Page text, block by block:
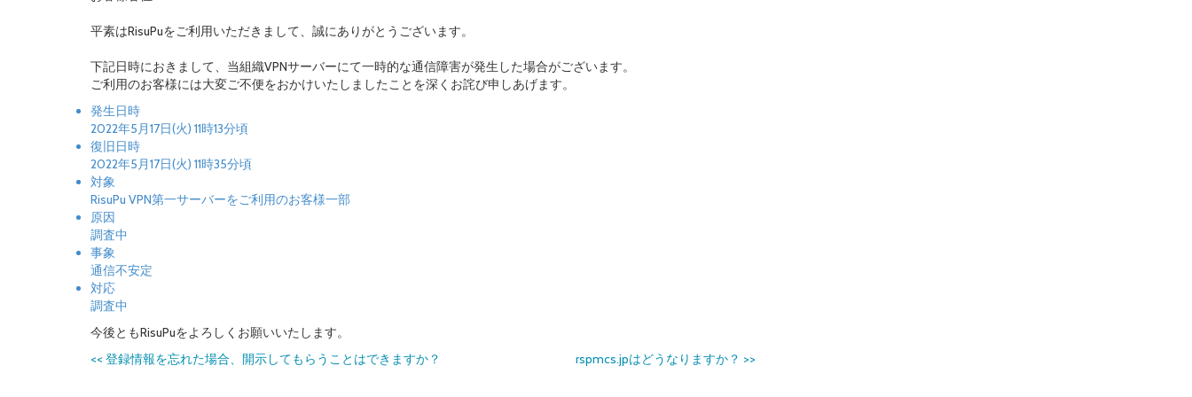
平素はRisuPuをご利用いただきまして、誠にありがとうございます。
下記日時におきまして、当組織VPNサーバーにて一時的な通信障害が発生した場合がございます。
ご利用のお客様には大変ご不便をおかけいたしましたことを深くお詫び申しあげます。
発生日時
2022年5月17日(火) 11時13分頃
復旧日時
2022年5月17日(火) 11時35分頃
対象
RisuPu VPN第一サーバーをご利用のお客様一部
原因
調査中
事象
通信不安定
対応
調査中
今後ともRisuPuをよろしくお願いいたします。
<< 登録情報を忘れた場合、開示してもらうことはできますか？ rspmcs.jpはどうなりますか？ >>